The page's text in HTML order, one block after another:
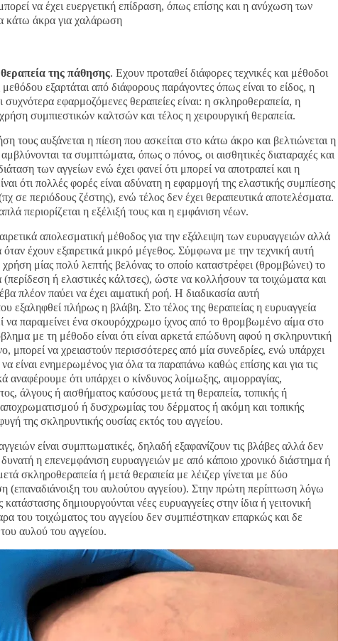
να έχει ευεργετική επίδραση, όπως επίσης και η ανύχωση των
κάτω άκρα για χαλάρωση
θεραπεία της πάθησης. Εχουν προταθεί διάφορες τεχνικές και μέθοδοι
εξαρτάται από διάφορους παράγοντες όπως είναι το είδος, η
συχνότερα εφαρμοζόμενες θεραπείες είναι: η σκληροθεραπεία, η
συμπιεστικών καλτσών και τέλος η χειρουργική θεραπεία.
τους αυξάνεται η πίεση που ασκείται στο κάτω άκρο και βελτιώνεται η
τα συμπτώματα, όπως ο πόνος, οι αισθητικές διαταραχές και
των αγγείων ενώ έχει φανεί ότι μπορεί να αποτραπεί και η
ότι πολλές φορές είναι αδύνατη η εφαρμογή της ελαστικής συμπίεσης
σε περιόδους ζέστης), ενώ τέλος δεν έχει θεραπευτικά αποτελέσματα.
περιορίζεται η εξέλιξή τους και η εμφάνιση νέων.
απολεσματική μέθοδος για την εξάλειψη των ευρυαγγειών αλλά
όταν έχουν εξαιρετικά μικρό μέγεθος. Σύμφωνα με την τεχνική αυτή
μίας πολύ λεπτής βελόνας το οποίο καταστρέφει (θρομβώνει) το
(περίδεση ή ελαστικές κάλτσες), ώστε να κολλήσουν τα τοιχώματα και
πλέον παύει να έχει αιματική ροή. Η διαδικασία αυτή
εξαληφθεί πλήρως η βλάβη. Στο τέλος της θεραπείας η ευρυαγγεία
να παραμείνει ένα σκουρόχχρωμο ίχνος από το θρομβωμένο αίμα στο
με τη μέθοδο είναι ότι είναι αρκετά επώδυνη αφού η σκληρυντική
μπορεί να χρειαστούν περισσότερες από μία συνεδρίες, ενώ υπάρχει
είναι ενημερωμένος για όλα τα παραπάνω καθώς επίσης και για τις
αναφέρουμε ότι υπάρχει ο κίνδυνος λοίμωξης, αιμορραγίας,
άλγους ή αισθήματος καύσους μετά τη θεραπεία, τοπικής ή
ή δυσχρωμίας του δέρματος ή ακόμη και τοπικής
της σκληρυντικής ουσίας εκτός του αγγείου.
είναι συμπτωματικές, δηλαδή εξαφανίζουν τις βλάβες αλλά δεν
η επενεμφάνιση ευρυαγγειών με από κάποιο χρονικό διάστημα ή
σκληροθεραπεία ή μετά θεραπεία με λέιζερ γίνεται με δύο
(επαναδιάνοιξη του αυλούτου αγγείου). Στην πρώτη περίπτωση λόγω
δημιουργούνται νέες ευρυαγγείες στην ίδια ή γειτονική
του τοιχώματος του αγγείου δεν συμπιέστηκαν επαρκώς και δε
αυλού του αγγείου.